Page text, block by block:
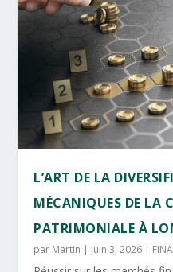
L’ART DE LA
MÉCANIQUES DE LA
PATRIMONIALE À
par Martin | Juin 3, 2026 |